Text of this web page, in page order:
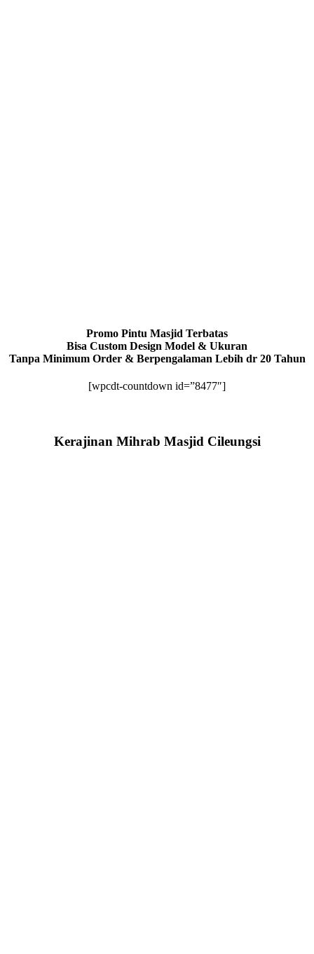
Promo Pintu Masjid Terbatas
Bisa Custom Design Model & Ukuran
Tanpa Minimum Order & Berpengalaman Lebih dr 20 Tahun
[wpcdt-countdown id=”8477″]
Kerajinan Mihrab Masjid Cileungsi